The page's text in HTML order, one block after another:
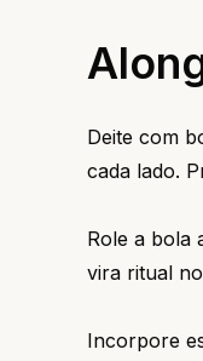
Deite com
cada lado.
Role a bola
vira ritual
Incorpore